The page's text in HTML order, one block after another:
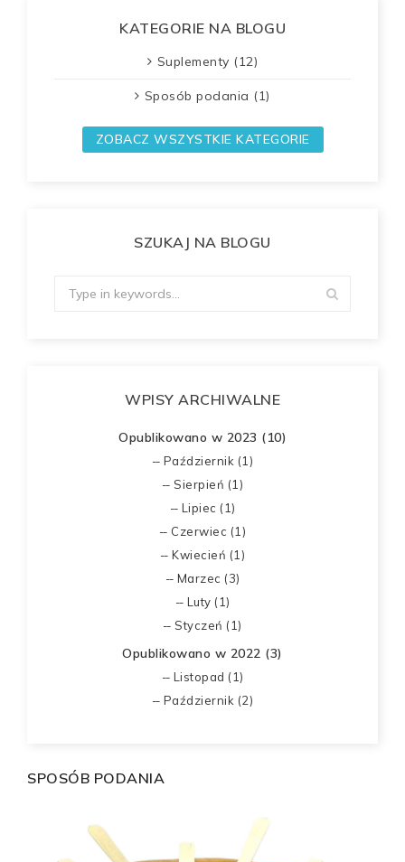
KATEGORIE NA BLOGU
Suplementy (12)
Sposób podania (1)
ZOBACZ WSZYSTKIE KATEGORIE
SZUKAJ NA BLOGU
WPISY ARCHIWALNE
Opublikowano w 2023 (10)
Październik (1)
Sierpień (1)
Lipiec (1)
Czerwiec (1)
Kwiecień (1)
Marzec (3)
Luty (1)
Styczeń (1)
Opublikowano w 2022 (3)
Listopad (1)
Październik (2)
SPOSÓB PODANIA